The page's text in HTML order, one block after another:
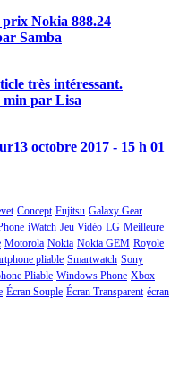
prix Nokia 888.24
Samba
très intéressant.
min par Lisa
13 octobre 2017 - 15 h 01
Concept Fujitsu Galaxy Gear
iWatch Jeu Vidéo LG Meilleure
Motorola Nokia Nokia GEM Royole
pliable Smartwatch Sony
Pliable Windows Phone Xbox
Écran Souple Écran Transparent écran